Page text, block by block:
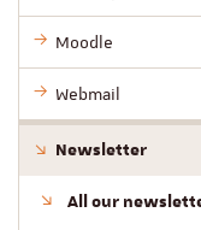
Moodle
Webmail
Newsletter
All our